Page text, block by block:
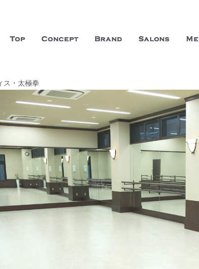
クエステサロン ファシオ
、神戸三宮に「神戸店」 パリサンジェルマン通りに「パリ店
面から美しくなることを追求する「本物」の商品・技術・サー
ス・太極拳